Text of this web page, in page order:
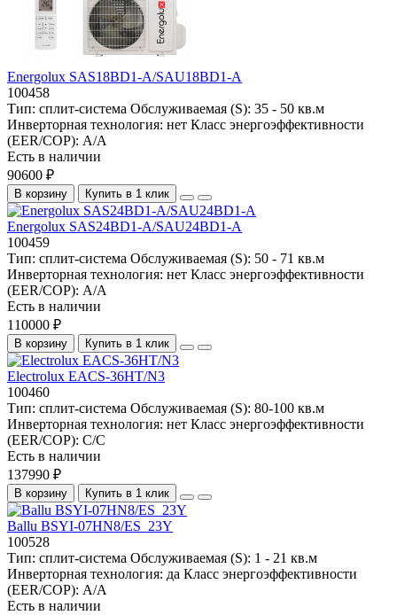
Energolux SAS18BD1-A/SAU18BD1-A
100458
Тип: сплит-система Обслуживаемая (S): 35 - 50 кв.м
Инверторная технология: нет Класс энергоэффективности
(EER/COP): A/A
Есть в наличии
90600 ₽
В корзину Купить в 1 клик
Energolux SAS24BD1-A/SAU24BD1-A
100459
Тип: сплит-система Обслуживаемая (S): 50 - 71 кв.м
Инверторная технология: нет Класс энергоэффективности
(EER/COP): A/A
Есть в наличии
110000 ₽
В корзину Купить в 1 клик
Electrolux EACS-36HT/N3
100460
Тип: сплит-система Обслуживаемая (S): 80-100 кв.м
Инверторная технология: нет Класс энергоэффективности
(EER/COP): C/C
Есть в наличии
137990 ₽
В корзину Купить в 1 клик
Ballu BSYI-07HN8/ES_23Y
100528
Тип: сплит-система Обслуживаемая (S): 1 - 21 кв.м
Инверторная технология: да Класс энергоэффективности
(EER/COP): A/A
Есть в наличии